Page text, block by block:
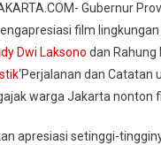
Film
Lingkungan
Hidup
Pulau
Plastik,
Ajak
Gubernur
film
Dwi Laksono dan Rahung
‘Perjalanan dan Catatan
warga Jakarta nonton
apresiasi setinggi-